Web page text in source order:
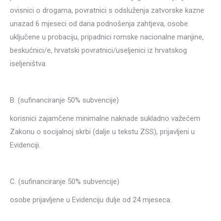
ovisnici o drogama, povratnici s odsluženja zatvorske kazne
unazad 6 mjeseci od dana podnošenja zahtjeva, osobe
uključene u probaciju, pripadnici romske nacionalne manjine,
beskućnici/e, hrvatski povratnici/useljenici iz hrvatskog
iseljeništva.
B. (sufinanciranje 50% subvencije)
korisnici zajamčene minimalne naknade sukladno važećem
Zakonu o socijalnoj skrbi (dalje u tekstu ZSS), prijavljeni u
Evidenciji.
C. (sufinanciranje 50% subvencije)
osobe prijavljene u Evidenciju dulje od 24 mjeseca.